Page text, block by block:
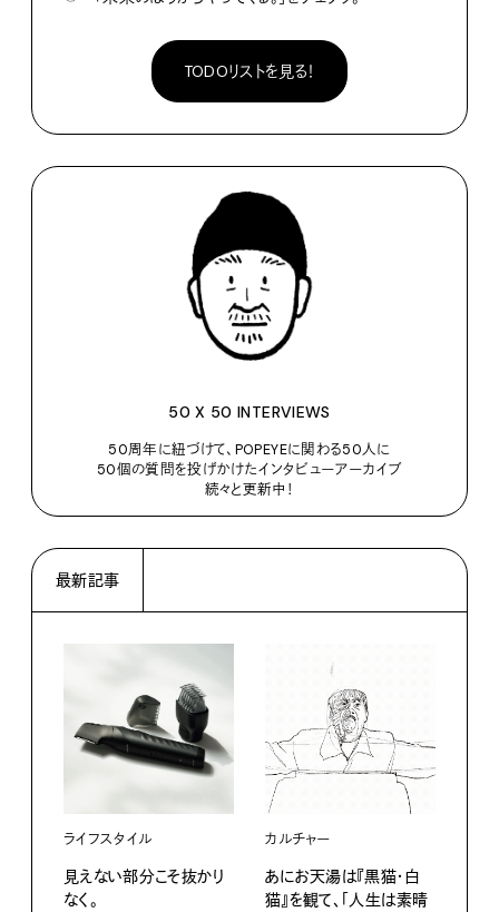
TODOリストを見る！
50 X 50 INTERVIEWS
50周年に紐づけて、POPEYEに関わる50人に
50個の質問を投げかけたインタビューアーカイブ
続々と更新中！
最新記事
ライフスタイル
見えない部分こそ抜かり
なく。
カルチャー
あにお天湯は『黒猫・白
猫』を観て、「人生は素晴